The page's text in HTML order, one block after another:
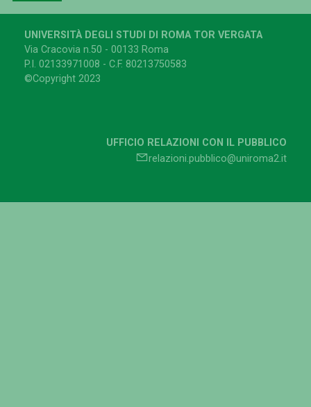
UNIVERSITÀ DEGLI STUDI DI ROMA TOR VERGATA
Via Cracovia n.50 - 00133 Roma
P.I. 02133971008 - C.F. 80213750583
©Copyright 2023
UFFICIO RELAZIONI CON IL PUBBLICO
relazioni.pubblico@uniroma2.it